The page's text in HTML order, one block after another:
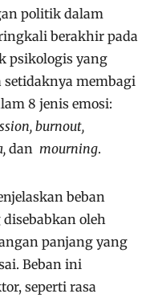
politik dalam
berakhir pada
psikologis yang
membagi
8 jenis emosi:
burnout,
dan mourning.
beban
oleh
panjang yang
Beban ini
seperti rasa